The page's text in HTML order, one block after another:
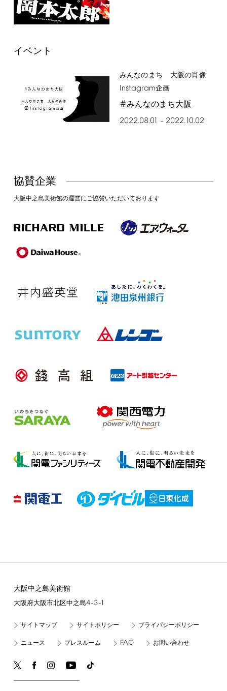
イベント
みんなのまち 大阪の肖像
Instagram企画
#みんなのまち大阪
2022.08.01 – 2022.10.02
協賛企業
大阪中之島美術館の運営にご協賛いただいております
大阪中之島美術館
大阪府大阪市北区中之島4-3-1
サイトマップ サイトポリシー プライバシーポリシー
ニュース プレスルーム FAQ お問い合わせ